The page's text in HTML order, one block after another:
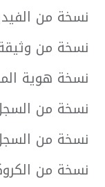
نسخة من
نسخة من
نسخة هوية
نسخة من
نسخة من
نسخة من